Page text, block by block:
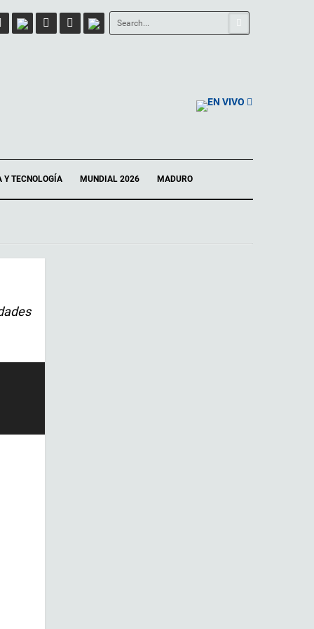
EN VIVO
Y TECNOLOGÍA MUNDIAL 2026 MADURO